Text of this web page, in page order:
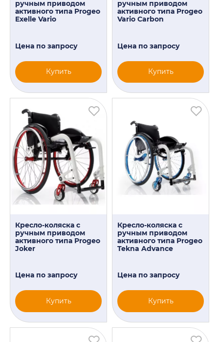
ручным приводом
активного типа Progeo
Exelle Vario
Цена по запросу
Купить
ручным приводом
активного типа Progeo
Vario Carbon
Цена по запросу
Купить
Кресло-коляска с
ручным приводом
активного типа Progeo
Joker
Цена по запросу
Купить
Кресло-коляска с
ручным приводом
активного типа Progeo
Tekna Advance
Цена по запросу
Купить